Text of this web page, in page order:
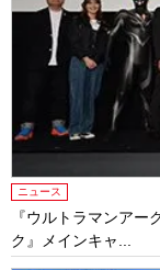
ニュース
『ウルトラマンア
ク』メインキャ...